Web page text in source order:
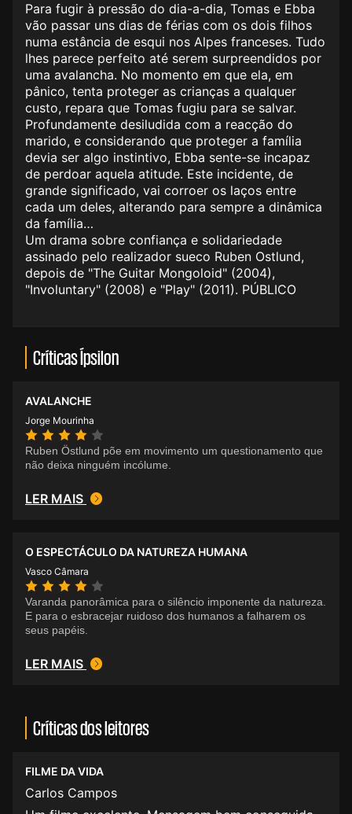
Para fugir à pressão do dia-a-dia, Tomas e Ebba
vão passar uns dias de férias com os dois filhos
numa estância de esqui nos Alpes franceses. Tudo
lhes parece perfeito até serem surpreendidos por
uma avalancha. No momento em que ela, em
pânico, tenta proteger as crianças a qualquer
custo, repara que Tomas fugiu para se salvar.
Profundamente desiludida com a reacção do
marido, e considerando que proteger a família
devia ser algo instintivo, Ebba sente-se incapaz
de perdoar aquela atitude. Este incidente, de
grande significado, vai corroer os laços entre
cada um deles, alterando para sempre a dinâmica
da família…
Um drama sobre confiança e solidariedade
assinado pelo realizador sueco Ruben Ostlund,
depois de "The Guitar Mongoloid" (2004),
"Involuntary" (2008) e "Play" (2011). PÚBLICO
Críticas Ípsilon
AVALANCHE
Jorge Mourinha
Ruben Östlund põe em movimento um questionamento que
não deixa ninguém incólume.
LER MAIS
O ESPECTÁCULO DA NATUREZA HUMANA
Vasco Câmara
Varanda panorâmica para o silêncio imponente da natureza.
E para o esbracejar ruidoso dos humanos a falharem os
seus papéis.
LER MAIS
Críticas dos leitores
FILME DA VIDA
Carlos Campos